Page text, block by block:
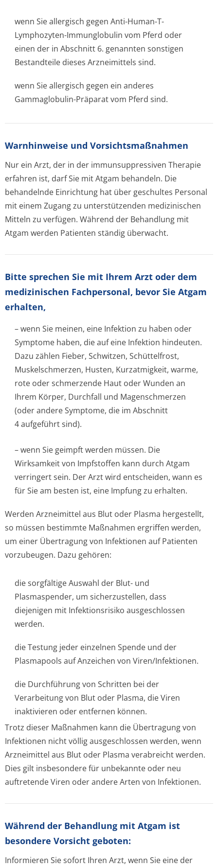
wenn Sie allergisch gegen Anti-Human-T-
Lymphozyten-Immunglobulin vom Pferd oder
einen der in Abschnitt 6. genannten sonstigen
Bestandteile dieses Arzneimittels sind.
wenn Sie allergisch gegen ein anderes
Gammaglobulin-Präparat vom Pferd sind.
Warnhinweise und Vorsichtsmaßnahmen
Nur ein Arzt, der in der immunsuppressiven Therapie
erfahren ist, darf Sie mit Atgam behandeln. Die
behandelnde Einrichtung hat über geschultes Personal
mit einem Zugang zu unterstützenden medizinischen
Mitteln zu verfügen. Während der Behandlung mit
Atgam werden Patienten ständig überwacht.
Bitte sprechen Sie mit Ihrem Arzt oder dem
medizinischen Fachpersonal, bevor Sie Atgam
erhalten,
– wenn Sie meinen, eine Infektion zu haben oder
Symptome haben, die auf eine Infektion hindeuten.
Dazu zählen Fieber, Schwitzen, Schüttelfrost,
Muskelschmerzen, Husten, Kurzatmigkeit, warme,
rote oder schmerzende Haut oder Wunden an
Ihrem Körper, Durchfall und Magenschmerzen
(oder andere Symptome, die im Abschnitt
4 aufgeführt sind).
– wenn Sie geimpft werden müssen. Die
Wirksamkeit von Impfstoffen kann durch Atgam
verringert sein. Der Arzt wird entscheiden, wann es
für Sie am besten ist, eine Impfung zu erhalten.
Werden Arzneimittel aus Blut oder Plasma hergestellt,
so müssen bestimmte Maßnahmen ergriffen werden,
um einer Übertragung von Infektionen auf Patienten
vorzubeugen. Dazu gehören:
die sorgfältige Auswahl der Blut- und
Plasmaspender, um sicherzustellen, dass
diejenigen mit Infektionsrisiko ausgeschlossen
werden.
die Testung jeder einzelnen Spende und der
Plasmapools auf Anzeichen von Viren/Infektionen.
die Durchführung von Schritten bei der
Verarbeitung von Blut oder Plasma, die Viren
inaktivieren oder entfernen können.
Trotz dieser Maßnahmen kann die Übertragung von
Infektionen nicht völlig ausgeschlossen werden, wenn
Arzneimittel aus Blut oder Plasma verabreicht werden.
Dies gilt insbesondere für unbekannte oder neu
auftretende Viren oder andere Arten von Infektionen.
Während der Behandlung mit Atgam ist
besondere Vorsicht geboten:
Informieren Sie sofort Ihren Arzt, wenn Sie eine der